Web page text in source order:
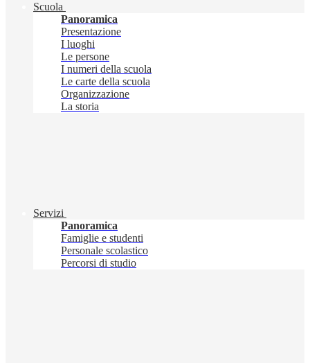
Scuola
Panoramica
Presentazione
I luoghi
Le persone
I numeri della scuola
Le carte della scuola
Organizzazione
La storia
Servizi
Panoramica
Famiglie e studenti
Personale scolastico
Percorsi di studio